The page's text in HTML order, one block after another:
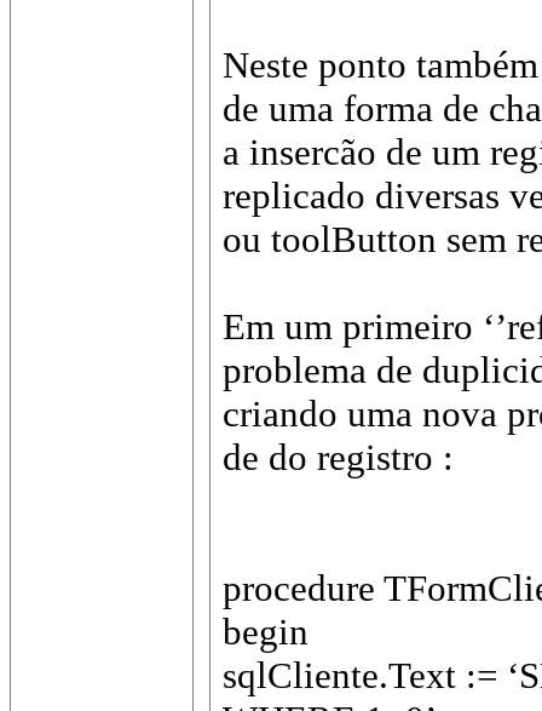
Neste ponto
de uma forma de
a insercão de um
replicado diversas
ou toolButton sem
Em um primeiro
problema de
criando uma nova
de do registro :
procedure
begin
sqlCliente.Text :=